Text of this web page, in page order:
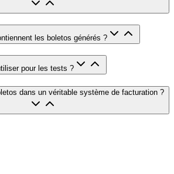
les boletos générés ?
pour les tests ?
dans un véritable système de facturation ?